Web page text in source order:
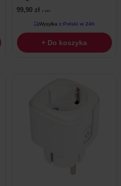
99,90 zł z VAT
Wysyłka z Polski w 24h
+ Do koszyka